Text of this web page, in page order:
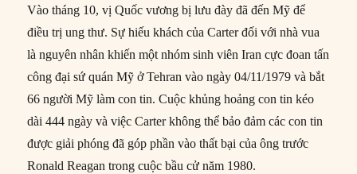
Vào tháng 10, vị Quốc vương bị lưu đày đã đến Mỹ để
điều trị ung thư. Sự hiếu khách của Carter đối với nhà vua
là nguyên nhân khiến một nhóm sinh viên Iran cực đoan tấn
công đại sứ quán Mỹ ở Tehran vào ngày 04/11/1979 và bắt
66 người Mỹ làm con tin. Cuộc khủng hoảng con tin kéo
dài 444 ngày và việc Carter không thể bảo đảm các con tin
được giải phóng đã góp phần vào thất bại của ông trước
Ronald Reagan trong cuộc bầu cử năm 1980.